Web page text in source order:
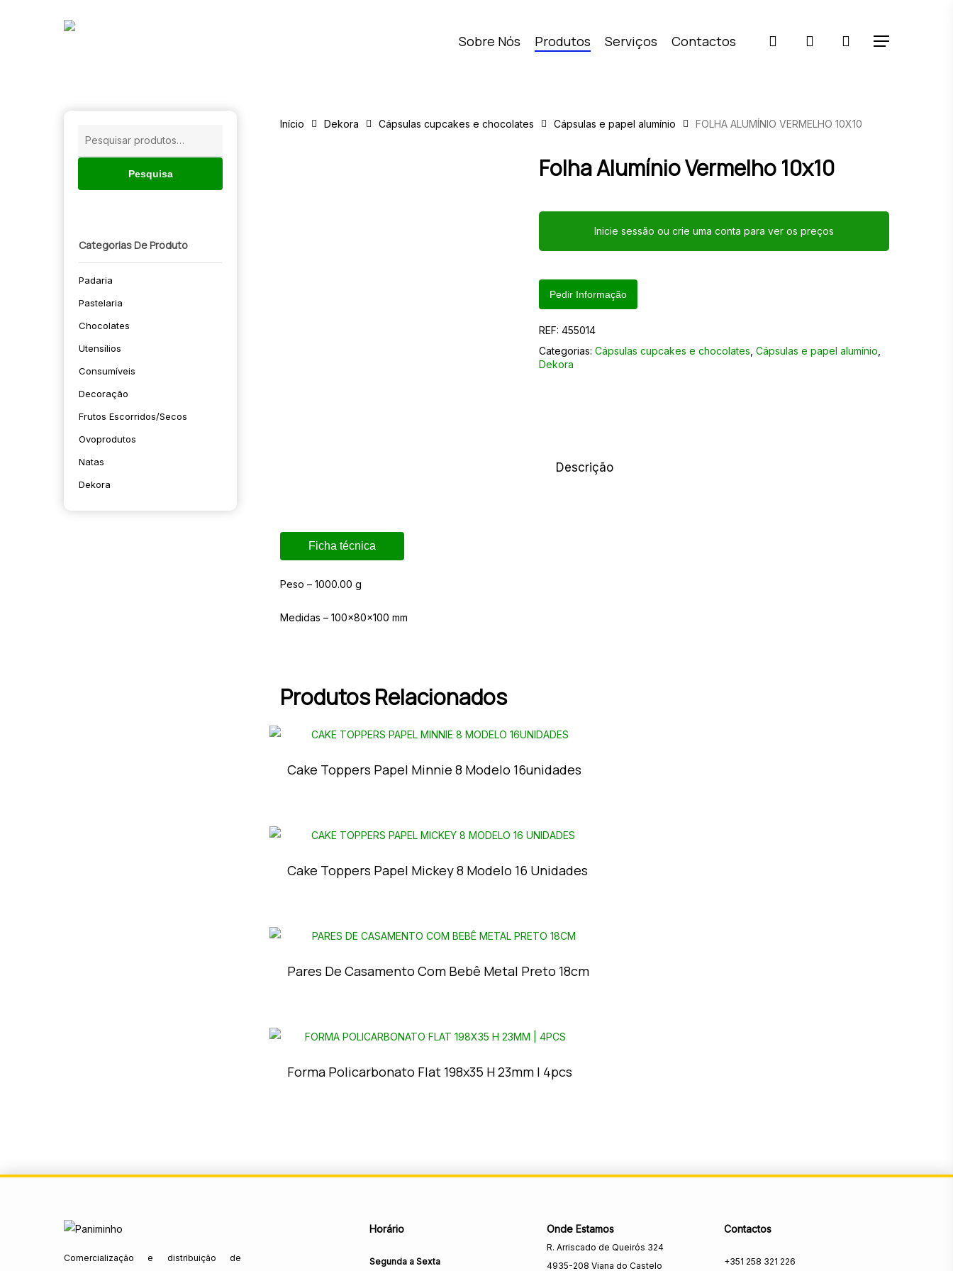
Sobre Nós Produtos Serviços Contactos pesquisaraccount Menu
Pesquisa
Categorias De Produto
Padaria
Pastelaria
Chocolates
Utensílios
Consumíveis
Decoração
Frutos Escorridos/secos
Ovoprodutos
Natas
Dekora
Início Dekora Cápsulas cupcakes e chocolates Cápsulas e papel alumínio FOLHA ALUMÍNIO VERMELHO 10X10
Folha Alumínio Vermelho 10x10
Inicie sessão ou crie uma conta para ver os preços
Pedir Informação
REF:455014
Categorias:Cápsulas cupcakes e chocolates ,Cápsulas e papel alumínio
Dekora
Descrição
Ficha técnica
Peso – 1000.00 g
Medidas – 100x80x100 mm
Produtos Relacionados
Cake Toppers Papel Minnie 8 Modelo 16unidades
Cake Toppers Papel Mickey 8 Modelo 16 Unidades
Pares De Casamento Com Bebê Metal Preto 18cm
Forma Policarbonato Flat 198x35 H 23mm | 4pcs
Comercialização e distribuição de
Horário
Segunda a Sexta
Onde Estamos
R. Arriscado de Queirós 324
4935-208 Viana do Castelo
Contactos
+351 258 321 226